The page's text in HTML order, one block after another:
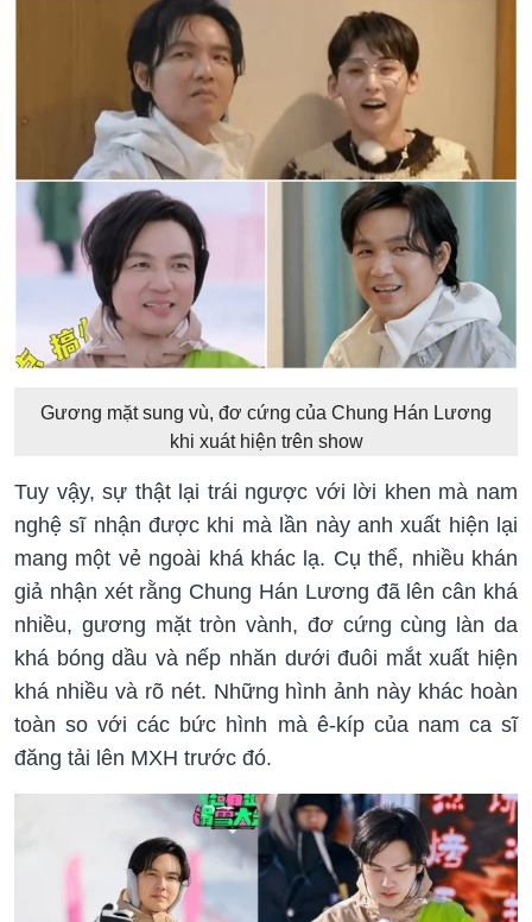
Gương mặt sung vù, đơ cứng của Chung Hán Lương
khi xuát hiện trên show
Tuy vậy, sự thật lại trái ngược với lời khen mà nam
nghệ sĩ nhận được khi mà lần này anh xuất hiện lại
mang một vẻ ngoài khá khác lạ. Cụ thể, nhiều khán
giả nhận xét rằng Chung Hán Lương đã lên cân khá
nhiều, gương mặt tròn vành, đơ cứng cùng làn da
khá bóng dầu và nếp nhăn dưới đuôi mắt xuất hiện
khá nhiều và rõ nét. Những hình ảnh này khác hoàn
toàn so với các bức hình mà ê-kíp của nam ca sĩ
đăng tải lên MXH trước đó.